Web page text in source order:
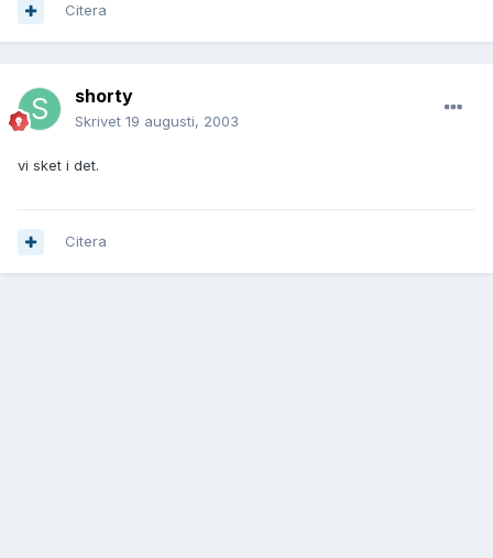
Citera
shorty
Skrivet 19 augusti, 2003
vi sket i det.
Citera